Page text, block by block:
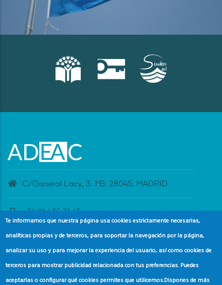
C/General Lacy, 3. 1ºB. 28045. MADRID
+34 91 435 31 47
banderaazul@adeac.es
Te informamos que nuestra página usa cookies estrictamente necesarias,
analíticas propias y de terceros, para soportar la navegación por la página,
analizar su uso y para mejorar la experiencia del usuario, así como cookies de
terceros para mostrar publicidad relacionada con tus preferencias. Puedes
aceptarlas o configurar qué cookies permites que utilicemos.Dispones de más